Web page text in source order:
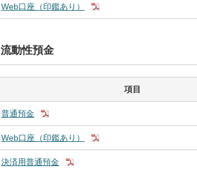
Web口座（印鑑あり）
流動性預金
項目
普通預金
Web口座（印鑑あり）
決済用普通預金